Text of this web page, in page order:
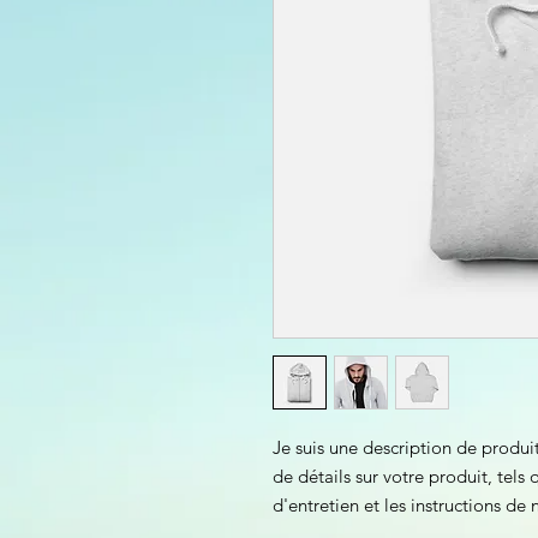
Je suis une description de
de détails sur votre produit, tels
d'entretien et les instructions de